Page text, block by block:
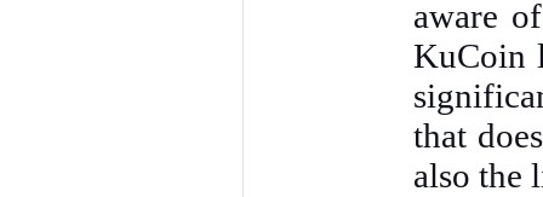
aware
KuCoin
that
also the